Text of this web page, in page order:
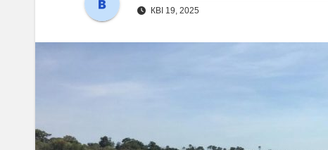
КВІ 19, 2025